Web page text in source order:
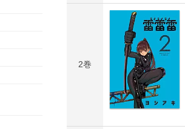
2巻